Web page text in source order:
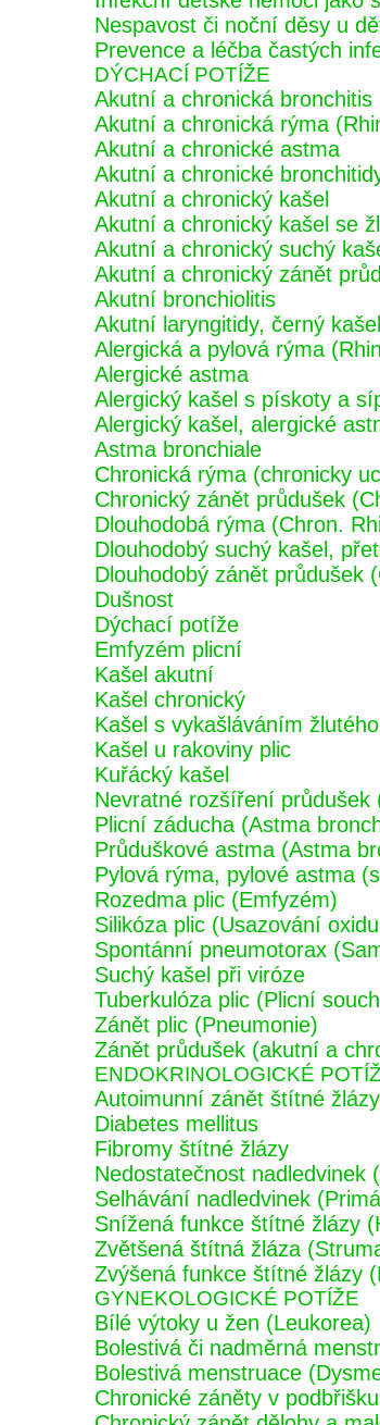
Nespavost či noční děsy u
Prevence a léčba častých
DÝCHACÍ POTÍŽE
Akutní a chronická bronchitis
Akutní a chronická rýma
Akutní a chronické astma
Akutní a chronické
Akutní a chronický kašel
Akutní a chronický kašel se
Akutní a chronický suchý
Akutní a chronický zánět
Akutní bronchiolitis
Akutní laryngitidy, černý kašel
Alergická a pylová rýma
Alergické astma
Alergický kašel s pískoty a
Alergický kašel, alergické
Astma bronchiale
Chronická rýma (chronicky
Chronický zánět průdušek
Dlouhodobá rýma (Chron.
Dlouhodobý suchý kašel,
Dlouhodobý zánět průdušek
Dušnost
Dýchací potíže
Emfyzém plicní
Kašel akutní
Kašel chronický
Kašel s vykašláváním
Kašel u rakoviny plic
Kuřácký kašel
Nevratné rozšíření průdušek
Plicní záducha (Astma
Průduškové astma (Astma
Pylová rýma, pylové astma
Rozedma plic (Emfyzém)
Silikóza plic (Usazování
Spontánní pneumotorax
Suchý kašel při viróze
Tuberkulóza plic (Plicní
Zánět plic (Pneumonie)
Zánět průdušek (akutní a
ENDOKRINOLOGICKÉ
Autoimunní zánět štítné
Diabetes mellitus
Fibromy štítné žlázy
Nedostatečnost nadledvinek
Selhávání nadledvinek
Snížená funkce štítné žlázy
Zvětšená štítná žláza
Zvýšená funkce štítné žlázy
GYNEKOLOGICKÉ POTÍŽE
Bílé výtoky u žen (Leukorea)
Bolestivá či nadměrná
Bolestivá menstruace
Chronické záněty v